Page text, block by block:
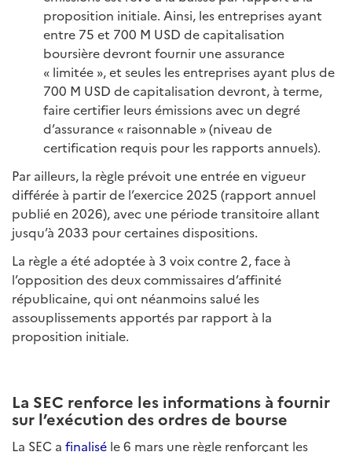
proposition initiale. Ainsi, les entreprises ayant
entre 75 et 700 M USD de capitalisation
boursière devront fournir une assurance
« limitée », et seules les entreprises ayant plus de
700 M USD de capitalisation devront, à terme,
faire certifier leurs émissions avec un degré
d’assurance « raisonnable » (niveau de
certification requis pour les rapports annuels).
Par ailleurs, la règle prévoit une entrée en vigueur
différée à partir de l’exercice 2025 (rapport annuel
publié en 2026), avec une période transitoire allant
jusqu’à 2033 pour certaines dispositions.
La règle a été adoptée à 3 voix contre 2, face à
l’opposition des deux commissaires d’affinité
républicaine, qui ont néanmoins salué les
assouplissements apportés par rapport à la
proposition initiale.
La SEC renforce les informations à fournir
sur l’exécution des ordres de bourse
La SEC a finalisé le 6 mars une règle renforçant les